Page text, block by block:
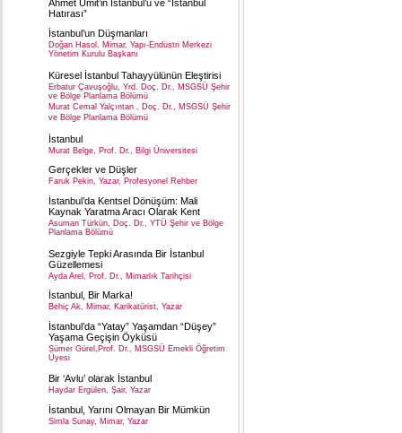
Ahmet Ümit’in İstanbul’u ve “İstanbul
Hatırası”
İstanbul’un Düşmanları
Doğan Hasol, Mimar, Yapı-Endüstri Merkezi
Yönetim Kurulu Başkanı
Küresel İstanbul Tahayyülünün Eleştirisi
Erbatur Çavuşoğlu, Yrd. Doç. Dr., MSGSÜ Şehir
ve Bölge Planlama Bölümü
Murat Cemal Yalçıntan , Doç. Dr., MSGSÜ Şehir
ve Bölge Planlama Bölümü
İstanbul
Murat Belge, Prof. Dr., Bilgi Üniversitesi
Gerçekler ve Düşler
Faruk Pekin, Yazar, Profesyonel Rehber
İstanbul’da Kentsel Dönüşüm: Mali
Kaynak Yaratma Aracı Olarak Kent
Asuman Türkün, Doç. Dr., YTÜ Şehir ve Bölge
Planlama Bölümü
Sezgiyle Tepki Arasında Bir İstanbul
Güzellemesi
Ayda Arel, Prof. Dr., Mimarlık Tarihçisi
İstanbul, Bir Marka!
Behiç Ak, Mimar, Karikatürist, Yazar
İstanbul’da “Yatay” Yaşamdan “Düşey”
Yaşama Geçişin Öyküsü
Sümer Gürel,Prof. Dr., MSGSÜ Emekli Öğretim
Üyesi
Bir ‘Avlu’ olarak İstanbul
Haydar Ergülen, Şair, Yazar
İstanbul, Yarını Olmayan Bir Mümkün
Simla Sunay, Mimar, Yazar